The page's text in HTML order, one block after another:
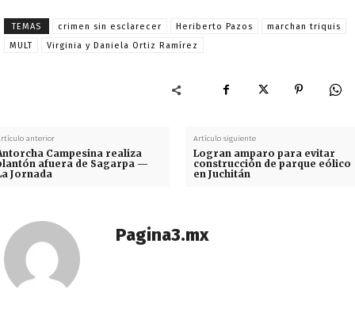
TEMAS crimen sin esclarecer Heriberto Pazos
marchan triquis
MULT
Virginia y Daniela Ortiz Ramírez
anterior
Campesina realiza
afuera de Sagarpa —
Jornada
Artículo siguiente
Logran amparo para evitar
construcción de parque eólico
en Juchitán
Pagina3.mx